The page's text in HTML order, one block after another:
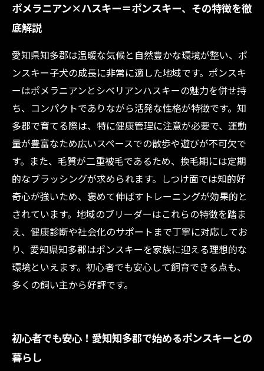
ポメラニアン×ハスキー＝ポンスキー、その特徴を徹
底解説
愛知県知多郡は温暖な気候と自然豊かな環境が整い、ポ
ンスキー子犬の成長に非常に適した地域です。ポンスキ
ーはポメラニアンとシベリアンハスキーの魅力を併せ持
ち、コンパクトでありながら活発な性格が特徴です。知
多郡で育てる際は、特に健康管理に注意が必要で、運動
量が豊富なため広いスペースでの散歩や遊びが不可欠で
す。また、毛質が二重被毛であるため、換毛期には定期
的なブラッシングが求められます。しつけ面では知的好
奇心が強いため、褒めて伸ばすトレーニングが効果的と
されています。地域のブリーダーはこれらの特徴を踏ま
え、健康診断や社会化のサポートまで丁寧に対応してお
り、愛知県知多郡はポンスキーを家族に迎える理想的な
環境といえます。初心者でも安心して飼育できる点も、
多くの飼い主から好評です。
初心者でも安心！愛知知多郡で始めるポンスキーとの
暮らし